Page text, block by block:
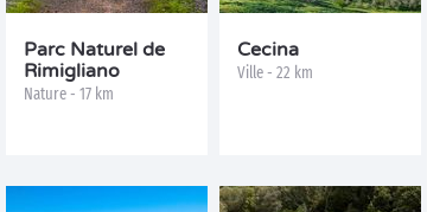
Parc Naturel de
Rimigliano
Nature - 17 km
Cecina
Ville - 22 km